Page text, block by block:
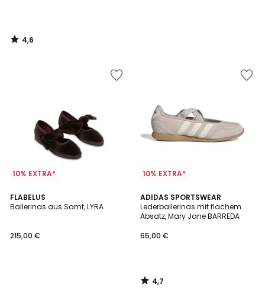
4,6
/
10% EXTRA*
FLABELUS
Ballerinas aus Samt, LYRA
215,00 €
10% EXTRA*
ADIDAS SPORTSWEAR
Lederballerinas mit flachem
Absatz, Mary Jane BARREDA
65,00 €
4,7
/ 5
4,7
/